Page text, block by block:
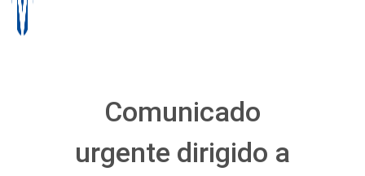
Comunicado
urgente dirigido a